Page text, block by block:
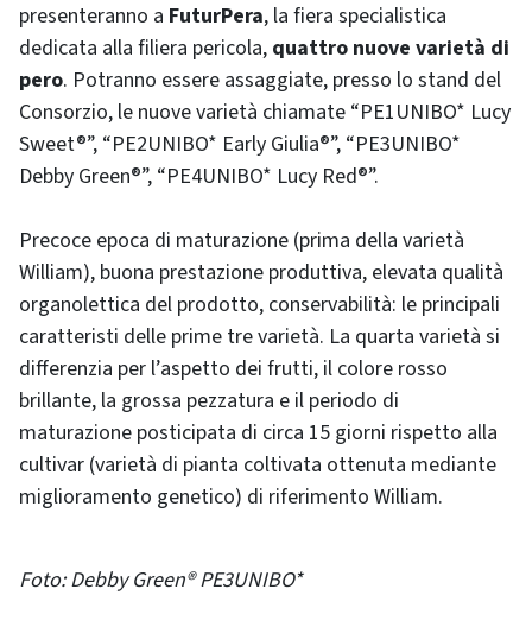
presenteranno a FuturPera, la fiera specialistica
dedicata alla filiera pericola, quattro nuove varietà di
pero. Potranno essere assaggiate, presso lo stand del
Consorzio, le nuove varietà chiamate “PE1UNIBO* Lucy
Sweet®”, “PE2UNIBO* Early Giulia®”, “PE3UNIBO*
Debby Green®”, “PE4UNIBO* Lucy Red®”.
Precoce epoca di maturazione (prima della varietà
William), buona prestazione produttiva, elevata qualità
organolettica del prodotto, conservabilità: le principali
caratteristi delle prime tre varietà. La quarta varietà si
differenzia per l’aspetto dei frutti, il colore rosso
brillante, la grossa pezzatura e il periodo di
maturazione posticipata di circa 15 giorni rispetto alla
cultivar (varietà di pianta coltivata ottenuta mediante
miglioramento genetico) di riferimento William.
Foto: Debby Green® PE3UNIBO*